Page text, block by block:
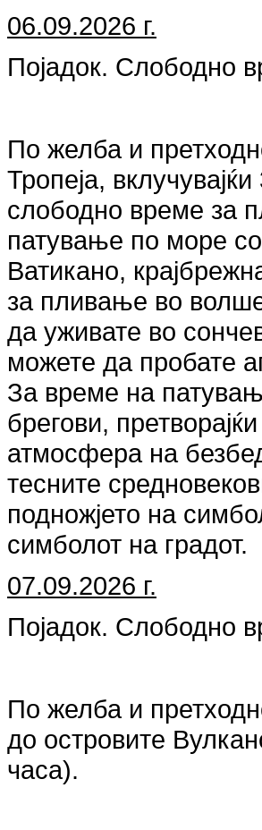
06.09.2026 г.
Појадок. Слободно
По желба и
Тропеја,
слободно време за
патување по море
Ватикано,
за пливање во
да уживате во
можете да пробате
За време на
брегови,
атмосфера на
тесните
подножјето на
симболот на градот.
07.09.2026 г.
Појадок. Слободно
По желба и
до островите
часа).